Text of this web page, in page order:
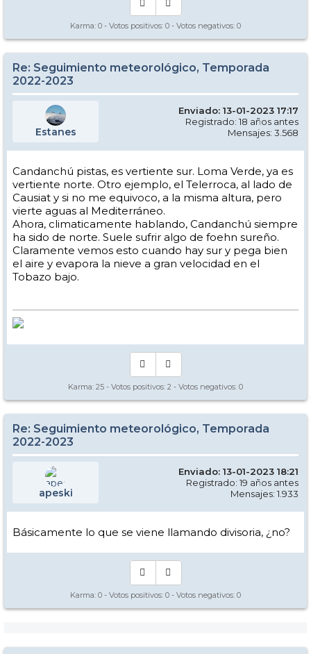
Karma: 0 - Votos positivos: 0 - Votos negativos: 0
Re: Seguimiento meteorológico, Temporada
2022-2023
Estanes
Enviado: 13-01-2023 17:17
Registrado: 18 años antes
Mensajes: 3.568
Candanchú pistas, es vertiente sur. Loma Verde, ya es
vertiente norte. Otro ejemplo, el Telerroca, al lado de
Causiat y si no me equivoco, a la misma altura, pero
vierte aguas al Mediterráneo.
Ahora, climaticamente hablando, Candanchú siempre
ha sido de norte. Suele sufrir algo de foehn sureño.
Claramente vemos esto cuando hay sur y pega bien
el aire y evapora la nieve a gran velocidad en el
Tobazo bajo.
Karma: 25 - Votos positivos: 2 - Votos negativos: 0
Re: Seguimiento meteorológico, Temporada
2022-2023
apeski
Enviado: 13-01-2023 18:21
Registrado: 19 años antes
Mensajes: 1.933
Básicamente lo que se viene llamando divisoria, ¿no?
Karma: 0 - Votos positivos: 0 - Votos negativos: 0